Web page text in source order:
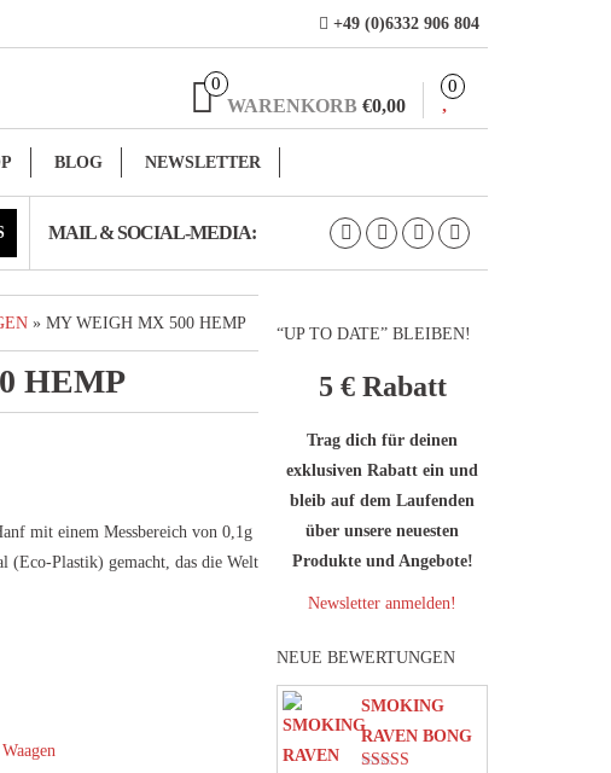
+49 (0)6332 906 804
0
WARENKORB €0,00
0
BLOG NEWSLETTER
MAIL & SOCIAL-MEDIA:
» MY WEIGH MX 500 HEMP
HEMP
mit einem Messbereich von 0,1g
(Eco-Plastik) gemacht, das die Welt
Waagen
“UP TO DATE” BLEIBEN!
5 € Rabatt
Trag dich für deinen
exklusiven Rabatt ein und
bleib auf dem Laufenden
über unsere neuesten
Produkte und Angebote!
Newsletter anmelden!
NEUE BEWERTUNGEN
SMOKING
RAVEN BONG